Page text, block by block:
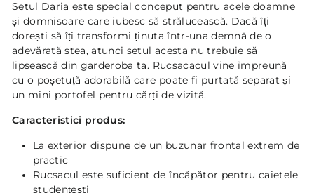
Setul Daria este special conceput pentru acele doamne
și domnisoare care iubesc să strălucească. Dacă îți
dorești să îți transformi ținuta într-una demnă de o
adevărată stea, atunci setul acesta nu trebuie să
lipsească din garderoba ta. Rucsacacul vine împreună
cu o poșetuță adorabilă care poate fi purtată separat și
un mini portofel pentru cărți de vizită.
Caracteristici produs:
La exterior dispune de un buzunar frontal extrem de
practic
Rucsacul este suficient de încăpător pentru caietele
studențești